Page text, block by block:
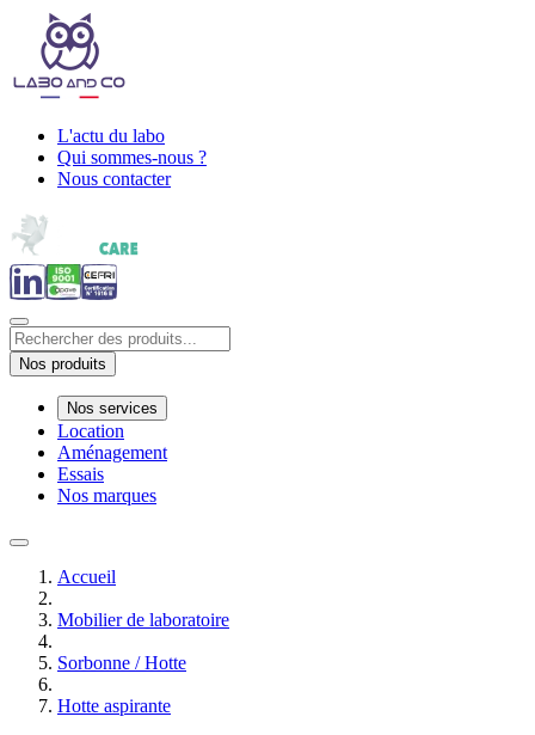
L'actu du labo
Qui sommes-nous ?
Nous contacter
Nos produits
Nos services
Location
Aménagement
Essais
Nos marques
Accueil
Mobilier de laboratoire
Sorbonne / Hotte
Hotte aspirante